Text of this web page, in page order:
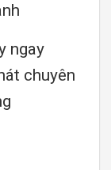
ngay
chuyên